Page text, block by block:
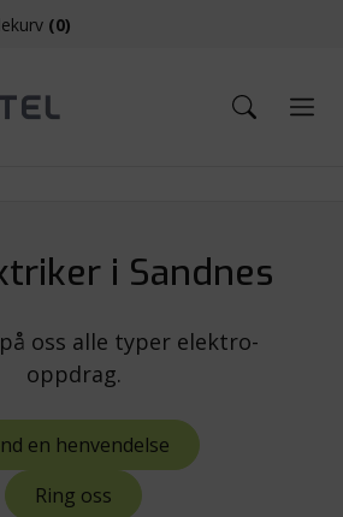
(0)
i Sandnes
oss alle typer elektro-
oppdrag.
en henvendelse
Ring oss